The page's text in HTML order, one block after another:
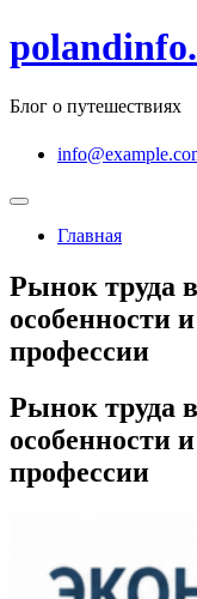
Перейти
к
Блог о путешествиях
Главная
Рынок труда
особенности
профессии
Рынок труда
особенности
профессии